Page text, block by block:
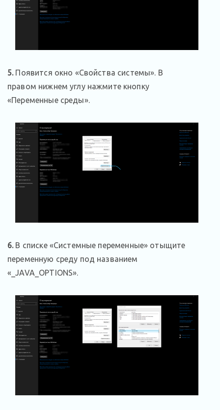
5. Появится окно «Свойства системы». В
правом нижнем углу нажмите кнопку
«Переменные среды».
6. В списке «Системные переменные» отыщите
переменную среду под названием
«_JAVA_OPTIONS».